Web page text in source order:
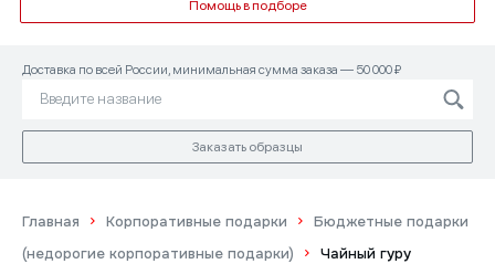
Помощь в подборе
Доставка по всей России, минимальная сумма заказа — 50 000 ₽
Заказать образцы
Главная Корпоративные подарки
Бюджетные подарки
(недорогие корпоративные подарки)
Чайный гуру
придумаем то, что нужно именно вам!
Заполните форму заявки, чтобы мы могли
доставки.